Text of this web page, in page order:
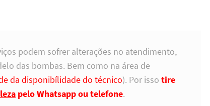
podem sofrer alterações no atendimento,
das bombas. Bem como na área de
da disponibílidade do técnico). Por isso tire
pelo Whatsapp ou telefone.